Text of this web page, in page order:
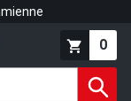
0